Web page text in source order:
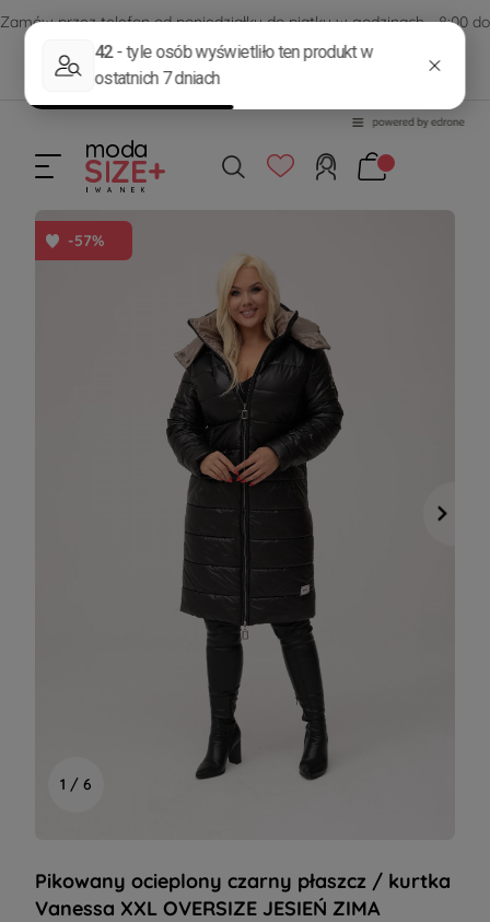
Zamów przez telefon od poniedziałku do piątku w godzinach - 8:00 do
15:00
570 390 351
sklep@modasizeplus.pl
-57%
1 / 6
Pikowany ocieplony czarny płaszcz / kurtka
Vanessa XXL OVERSIZE JESIEŃ ZIMA